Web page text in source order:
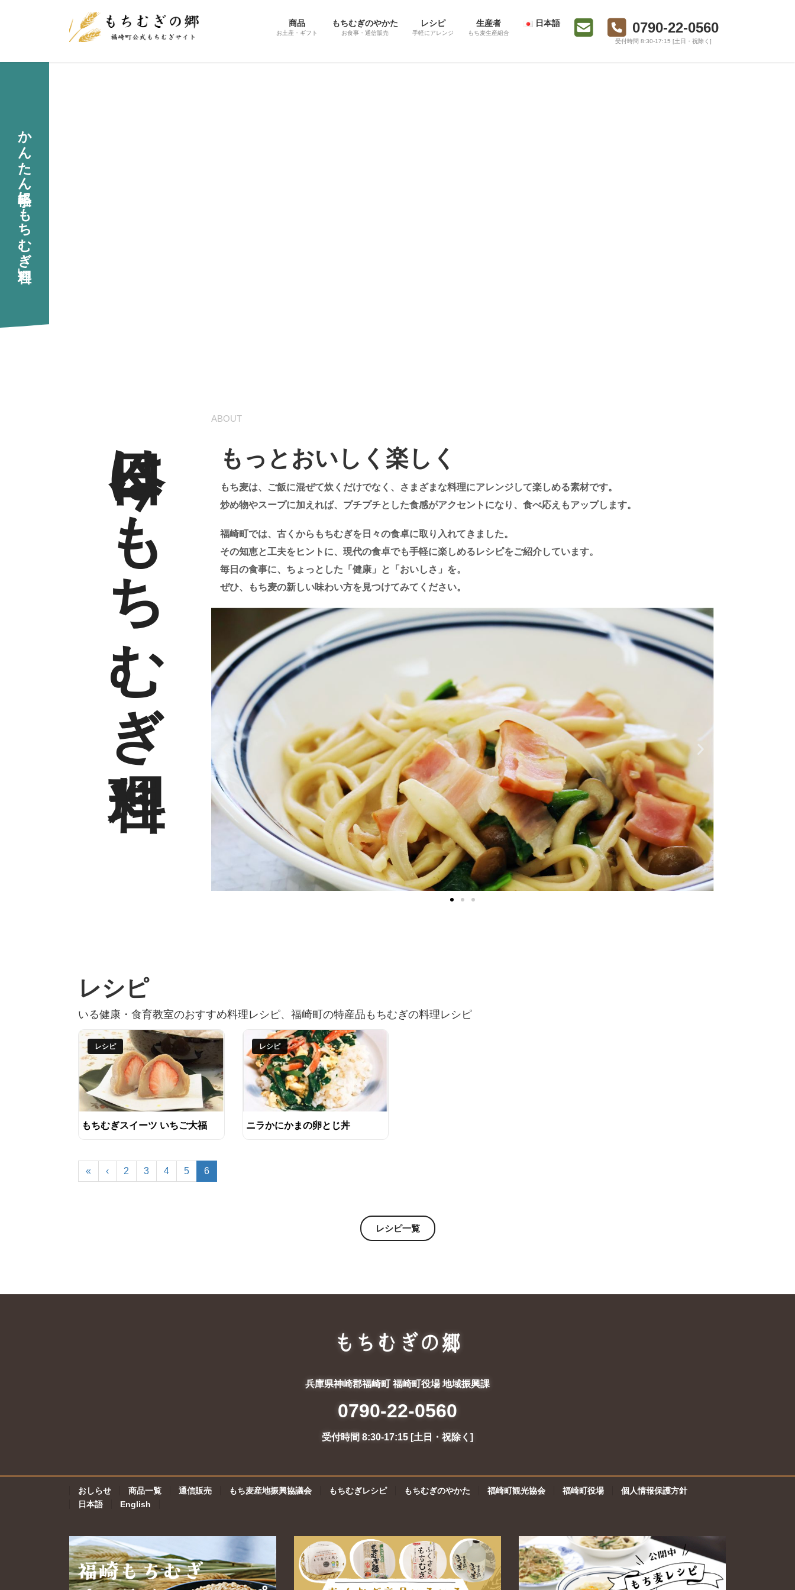
商品
お土産・ギフト
もちむぎのやかた
お食事・通信販売
レシピ
手軽にアレンジ
生産者
もち麦生産組合
日本語 0790-22-0560
受付時間 8:30-17:15 [土日・祝除く]
かんたん手軽に「もちむぎ」料理
今日はもちむぎ料理 ABOUT
もっとおいしく楽しく
もち麦は、ご飯に混ぜて炊くだけでなく、さまざまな料理にアレンジして楽しめる素材です。
炒め物やスープに加えれば、プチプチとした食感がアクセントになり、食べ応えもアップします。
福崎町では、古くからもちむぎを日々の食卓に取り入れてきました。
その知恵と工夫をヒントに、現代の食卓でも手軽に楽しめるレシピをご紹介しています。
毎日の食事に、ちょっとした「健康」と「おいしさ」を。
ぜひ、もち麦の新しい味わい方を見つけてみてください。
レシピ
いる健康・食育教室のおすすめ料理レシピ、福崎町の特産品もちむぎの料理レシピ
レシピ
もちむぎスイーツ いちご大福
レシピ
ニラかにかまの卵とじ丼
« ‹ 2 3 4 5 6
レシピ一覧
もちむぎの郷
兵庫県神崎郡福崎町 福崎町役場 地域振興課
0790-22-0560
受付時間 8:30-17:15 [土日・祝除く]
おしらせ 商品一覧 通信販売 もち麦産地振興協議会 もちむぎレシピ もちむぎのやかた 福崎町観光協会 福崎町役場
個人情報保護方針
日本語
English